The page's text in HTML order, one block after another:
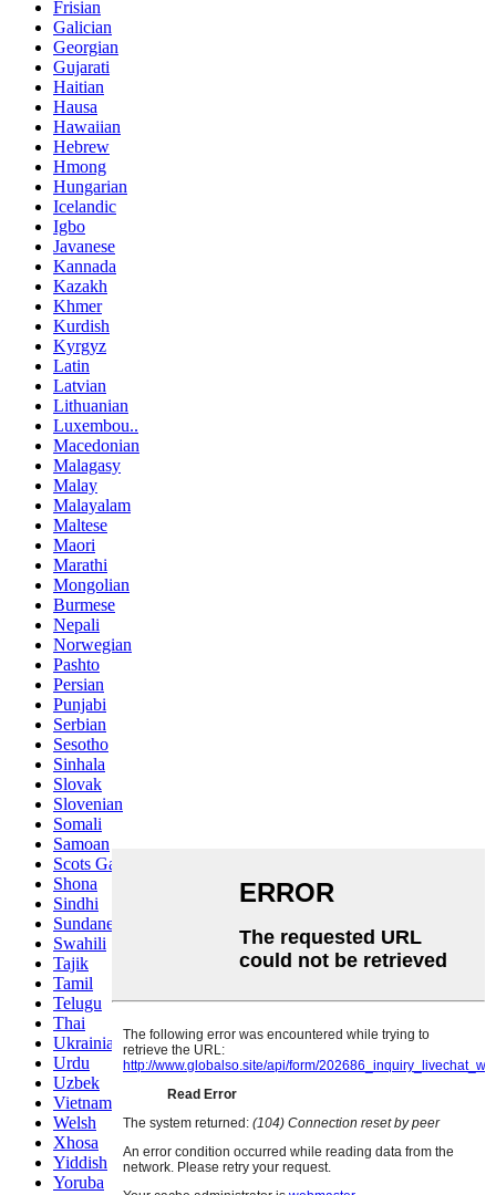
Frisian
Galician
Georgian
Gujarati
Haitian
Hausa
Hawaiian
Hebrew
Hmong
Hungarian
Icelandic
Igbo
Javanese
Kannada
Kazakh
Khmer
Kurdish
Kyrgyz
Latin
Latvian
Lithuanian
Luxembou..
Macedonian
Malagasy
Malay
Malayalam
Maltese
Maori
Marathi
Mongolian
Burmese
Nepali
Norwegian
Pashto
Persian
Punjabi
Serbian
Sesotho
Sinhala
Slovak
Slovenian
Somali
Samoan
Scots Gaelic
Shona
Sindhi
Sundanese
Swahili
Tajik
Tamil
Telugu
Thai
Ukrainian
Urdu
Uzbek
Vietnamese
Welsh
Xhosa
Yiddish
Yoruba